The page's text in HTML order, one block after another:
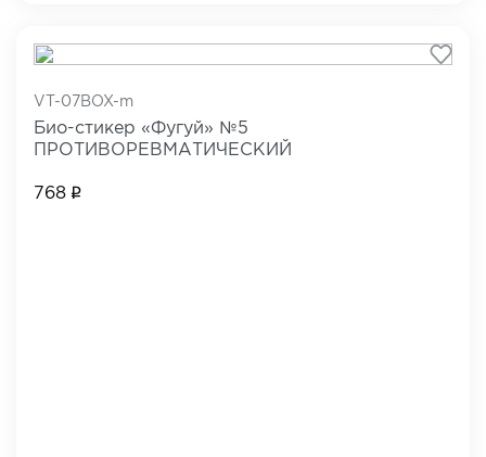
VT-07BOX-m
Био-стикер «Фугуй» №5
ПРОТИВОРЕВМАТИЧЕСКИЙ
768